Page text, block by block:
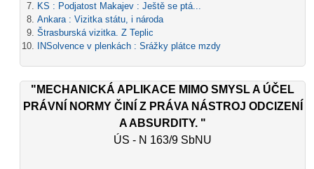
KS : Podjatost Makajev : Ještě se ptá...
Ankara : Vizitka státu, i národa
Štrasburská vizitka. Z Teplic
INSolvence v plenkách : Srážky plátce mzdy
"MECHANICKÁ APLIKACE MIMO SMYSL A ÚČEL
PRÁVNÍ NORMY ČINÍ Z PRÁVA NÁSTROJ ODCIZENÍ
A ABSURDITY. "
ÚS - N 163/9 SbNU